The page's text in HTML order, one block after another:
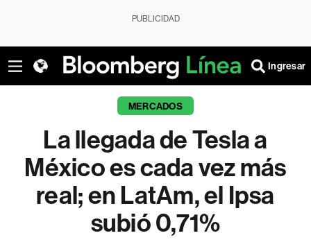
PUBLICIDAD
Ingresar
MERCADOS
La llegada de Tesla a
México es cada vez más
real; en LatAm, el Ipsa
subió 0,71%